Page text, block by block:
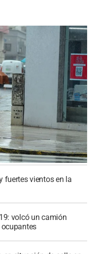
fuertes vientos en la
volcó un camión